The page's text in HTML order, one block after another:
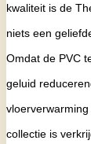
kwaliteit is de
niets een
Omdat de PVC
geluid
collectie is